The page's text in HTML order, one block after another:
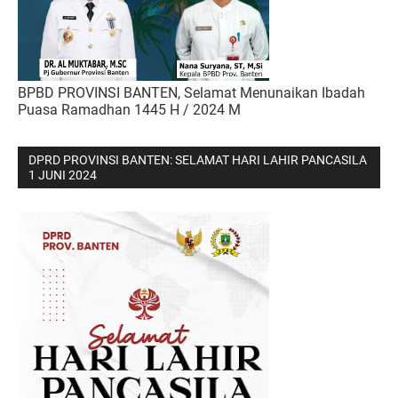
BPBD PROVINSI BANTEN, Selamat Menunaikan Ibadah
Puasa Ramadhan 1445 H / 2024 M
DPRD PROVINSI BANTEN: SELAMAT HARI LAHIR PANCASILA
1 JUNI 2024